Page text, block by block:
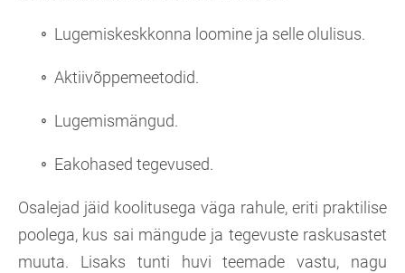
Lugemiskeskkonna loomine ja selle olulisus.
Aktiivõppemeetodid.
Lugemismängud.
Eakohased tegevused.
Osalejad jäid koolitusega väga rahule, eriti praktilise
poolega, kus sai mängude ja tegevuste raskusastet
muuta. Lisaks tunti huvi teemade vastu, nagu